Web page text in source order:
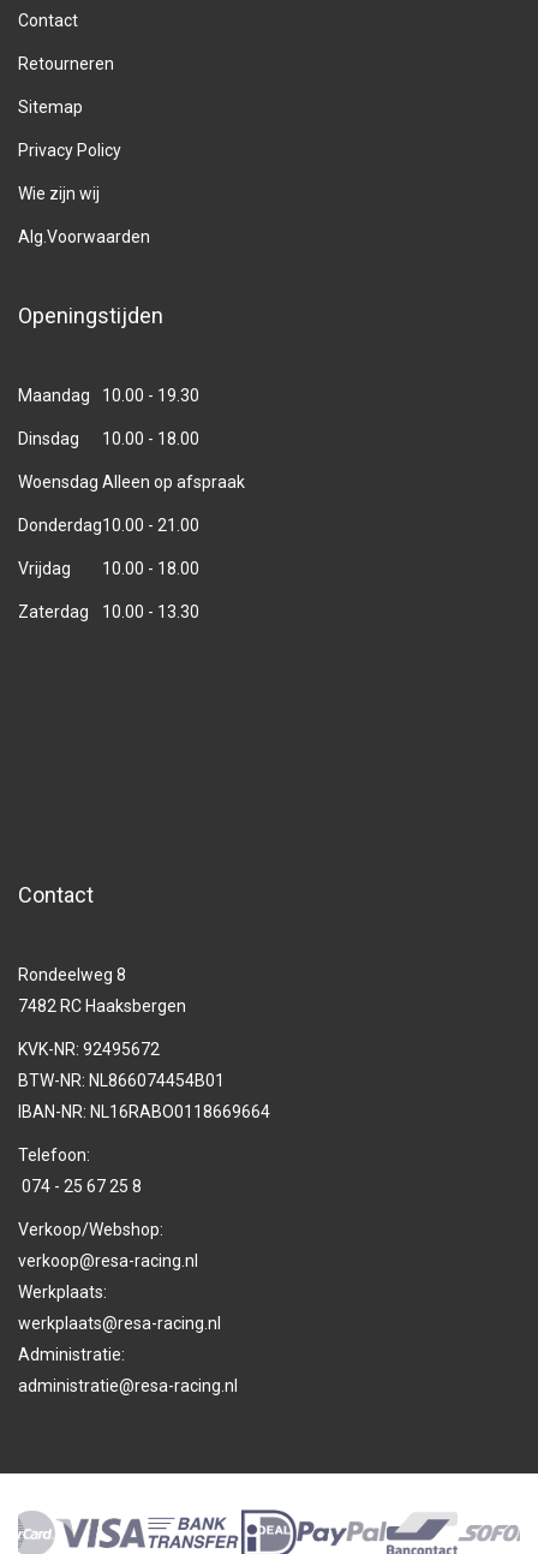
Contact
Retourneren
Sitemap
Privacy Policy
Wie zijn wij
Alg.Voorwaarden
Openingstijden
Maandag 10.00 - 19.30
Dinsdag 10.00 - 18.00
Woensdag Alleen op afspraak
Donderdag10.00 - 21.00
Vrijdag 10.00 - 18.00
Zaterdag 10.00 - 13.30
Contact
Rondeelweg 8
7482 RC Haaksbergen
KVK-NR: 92495672
BTW-NR: NL866074454B01
IBAN-NR: NL16RABO0118669664
Telefoon:
074 - 25 67 25 8
Verkoop/Webshop:
verkoop@resa-racing.nl
Werkplaats:
werkplaats@resa-racing.nl
Administratie:
administratie@resa-racing.nl